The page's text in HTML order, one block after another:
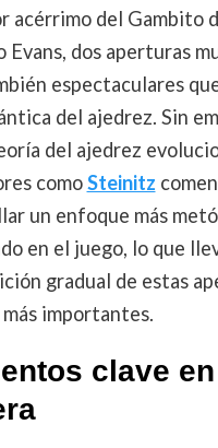
acérrimo del Gambito
Evans, dos aperturas
espectaculares
del ajedrez. Sin
del ajedrez
comoSteinitz
un enfoque más
en el juego, lo que
gradual de estas
importantes.
clave